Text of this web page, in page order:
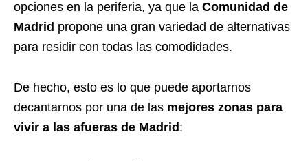
opciones en la periferia, ya que la Comunidad de
Madrid propone una gran variedad de alternativas
para residir con todas las comodidades.
De hecho, esto es lo que puede aportarnos
decantarnos por una de las mejores zonas para
vivir a las afueras de Madrid :